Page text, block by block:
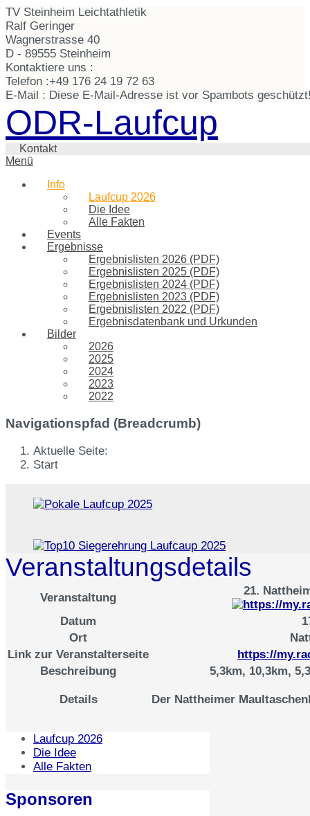
TV Steinheim Leichtathletik
Ralf Geringer
Wagnerstrasse 40
D - 89555 Steinheim
Kontaktiere uns :
Telefon :+49 176 24 19 72 63
E-Mail : Diese E-Mail-Adresse ist vor Spambots
ODR-Laufcup
Kontakt
Menü
Info
Laufcup 2026
Die Idee
Alle Fakten
Events
Ergebnisse
Ergebnislisten 2026 (PDF)
Ergebnislisten 2025 (PDF)
Ergebnislisten 2024 (PDF)
Ergebnislisten 2023 (PDF)
Ergebnislisten 2022 (PDF)
Ergebnisdatenbank und Urkunden
Bilder
2026
2025
2024
2023
2022
Navigationspfad (Breadcrumb)
Aktuelle Seite:
Start
Veranstaltungsdetails
Veranstaltung
21.
Datum
Ort
Link zur Veranstalterseite
https://
Beschreibung
5,3km, 10,3km,
Details Der Nattheimer
Laufcup 2026
Die Idee
Alle Fakten
Sponsoren